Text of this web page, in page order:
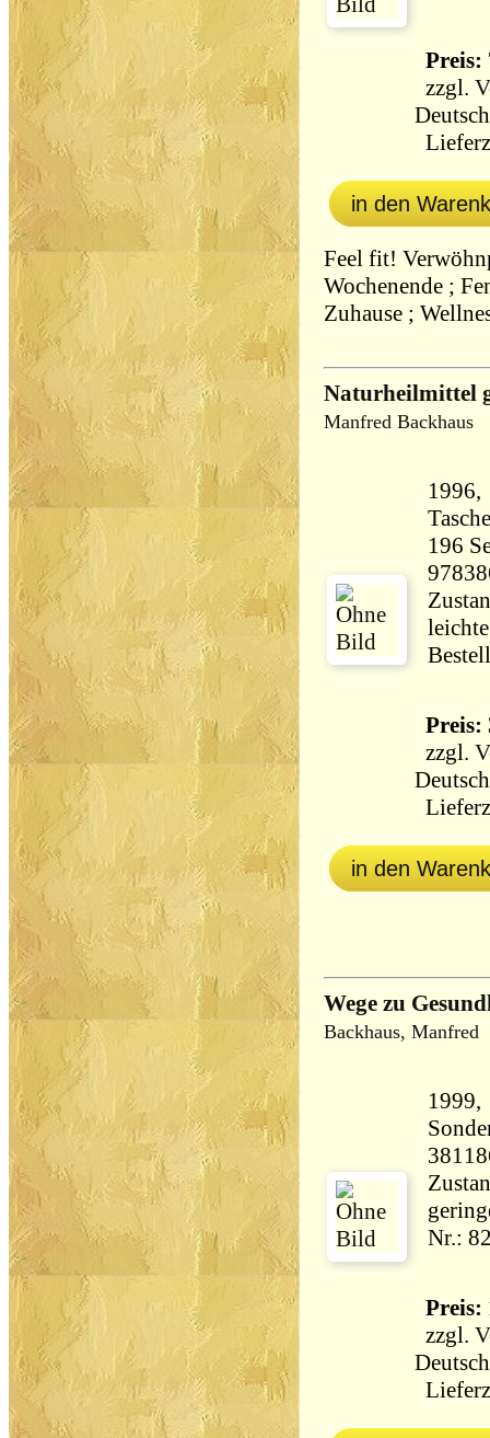
Preis:
zzgl.
in den
Feel fit!
Wochenende ;
Zuhause ;
Naturheilmittel
Manfred Backhaus
196 Seiten
Preis:
zzgl.
in den
Wege zu
Backhaus, Manfred
Nr.:
Preis:
zzgl.